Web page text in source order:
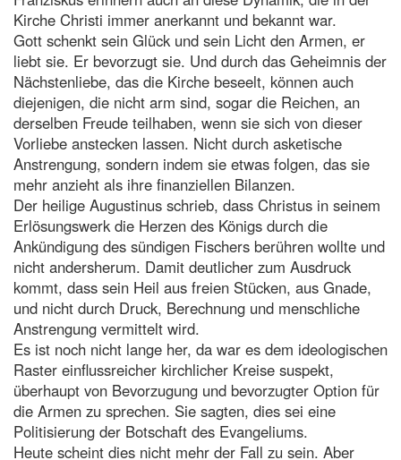
Kirche Christi immer anerkannt und bekannt war.
Gott schenkt sein Glück und sein Licht den Armen, er
liebt sie. Er bevorzugt sie. Und durch das Geheimnis der
Nächstenliebe, das die Kirche beseelt, können auch
diejenigen, die nicht arm sind, sogar die Reichen, an
derselben Freude teilhaben, wenn sie sich von dieser
Vorliebe anstecken lassen. Nicht durch asketische
Anstrengung, sondern indem sie etwas folgen, das sie
mehr anzieht als ihre finanziellen Bilanzen.
Der heilige Augustinus schrieb, dass Christus in seinem
Erlösungswerk die Herzen des Königs durch die
Ankündigung des sündigen Fischers berühren wollte und
nicht andersherum. Damit deutlicher zum Ausdruck
kommt, dass sein Heil aus freien Stücken, aus Gnade,
und nicht durch Druck, Berechnung und menschliche
Anstrengung vermittelt wird.
Es ist noch nicht lange her, da war es dem ideologischen
Raster einflussreicher kirchlicher Kreise suspekt,
überhaupt von Bevorzugung und bevorzugter Option für
die Armen zu sprechen. Sie sagten, dies sei eine
Politisierung der Botschaft des Evangeliums.
Heute scheint dies nicht mehr der Fall zu sein. Aber